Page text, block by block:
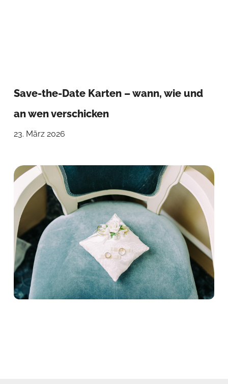
Save-the-Date Karten – wann, wie und
an wen verschicken
23. März 2026